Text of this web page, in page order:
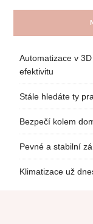
Automatizace v
efektivitu
Stále hledáte ty
Bezpečí kolem
Pevné a stabilní
Klimatizace už